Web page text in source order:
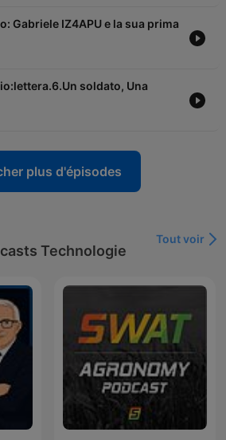
Gabriele IZ4APU e la sua prima
soldato, Una
plus d'épisodes
Technologie
Tout voir